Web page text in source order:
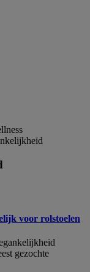
voor rolstoelen
gezochte